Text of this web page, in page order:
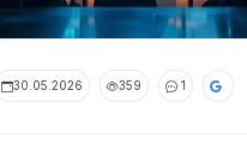
30.05.2026 359 1